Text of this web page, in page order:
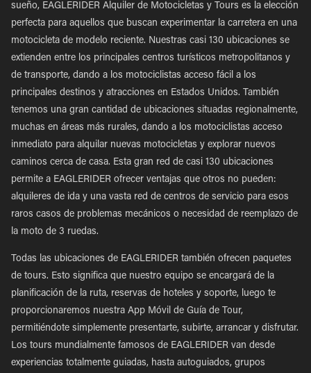
sueño, EAGLERIDER Alquiler de Motocicletas y Tours es la elección
perfecta para aquellos que buscan experimentar la carretera en una
motocicleta de modelo reciente. Nuestras casi 130 ubicaciones se
extienden entre los principales centros turísticos metropolitanos y
de transporte, dando a los motociclistas acceso fácil a los
principales destinos y atracciones en Estados Unidos. También
tenemos una gran cantidad de ubicaciones situadas regionalmente,
muchas en áreas más rurales, dando a los motociclistas acceso
inmediato para alquilar nuevas motocicletas y explorar nuevos
caminos cerca de casa. Esta gran red de casi 130 ubicaciones
permite a EAGLERIDER ofrecer ventajas que otros no pueden:
alquileres de ida y una vasta red de centros de servicio para esos
raros casos de problemas mecánicos o necesidad de reemplazo de
la moto de 3 ruedas.
Todas las ubicaciones de EAGLERIDER también ofrecen paquetes
de tours. Esto significa que nuestro equipo se encargará de la
planificación de la ruta, reservas de hoteles y soporte, luego te
proporcionaremos nuestra App Móvil de Guía de Tour,
permitiéndote simplemente presentarte, subirte, arrancar y disfrutar.
Los tours mundialmente famosos de EAGLERIDER van desde
experiencias totalmente guiadas, hasta autoguiados, grupos